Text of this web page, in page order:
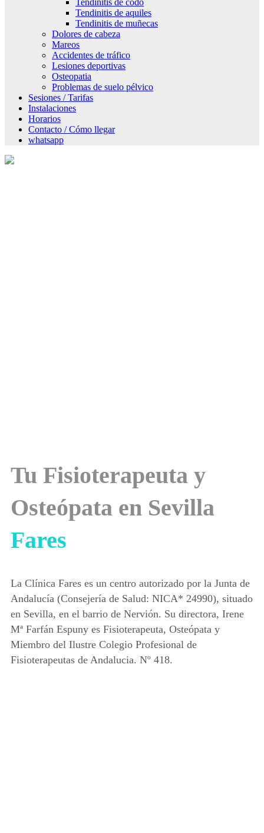
Tendinitis de codo
Tendinitis de aquiles
Tendinitis de muñecas
Dolores de cabeza
Mareos
Accidentes de tráfico
Lesiones deportivas
Osteopatia
Problemas de suelo pélvico
Sesiones / Tarifas
Instalaciones
Horarios
Contacto / Cómo llegar
whatsapp
Tu Fisioterapeuta y
Osteópata en Sevilla
Fares
La Clínica Fares es un centro autorizado por la Junta de
Andalucía (Consejería de Salud: NICA* 24990), situado
en Sevilla, en el barrio de Nervión. Su directora, Irene
Mª Farfán Espuny es Fisioterapeuta, Osteópata y
Miembro del Ilustre Colegio Profesional de
Fisioterapeutas de Andalucia. Nº 418.